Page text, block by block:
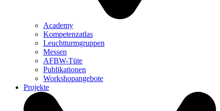
Academy
Kompetenzatlas
Leuchtturm­gruppen
Messen
AFBW-Tüte
Publikationen
Workshopangebote
Projekte